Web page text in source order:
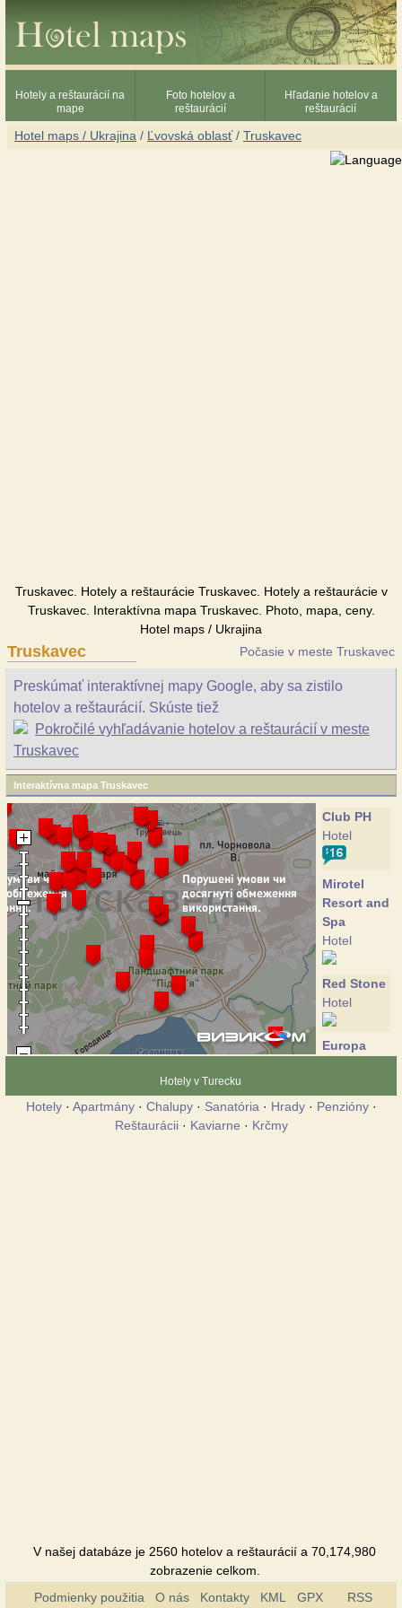
Hotely a reštaurácií na
mape
Foto hotelov a
reštaurácií
Hľadanie hotelov a
reštaurácií
Hotel maps / Ukrajina / Ľvovská oblasť/ Truskavec
Truskavec. Hotely a reštaurácie Truskavec. Hotely a reštaurácie v
Truskavec. Interaktívna mapa Truskavec. Photo, mapa, ceny.
Hotel maps / Ukrajina
Truskavec Počasie v meste Truskavec
Preskúmať interaktívnej mapy Google, aby sa zistilo
hotelov a reštaurácií. Skúste tiež
Pokročilé vyhľadávanie hotelov a reštaurácií v meste
Truskavec
Interaktívna mapa Truskavec
Club PH
Hotel
Mirotel
Resort and
Spa
Hotel
Red Stone
Hotel
Europa
Almaz
Vernygora
Hotely v Turecku
Hotely· Apartmány· Chalupy· Sanatória · Hrady· Penzióny·
Reštaurácii· Kaviarne · Krčmy
V našej databáze je 2560 hotelov a reštaurácií a 70,174,980
zobrazenie celkom.
Podmienky použitia
O nás Kontakty KML GPX RSS